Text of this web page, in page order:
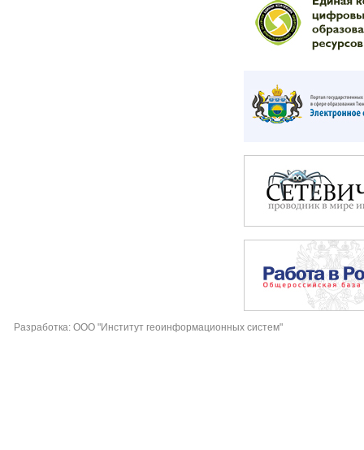
Разработка: ООО "Институт геоинформационных систем"